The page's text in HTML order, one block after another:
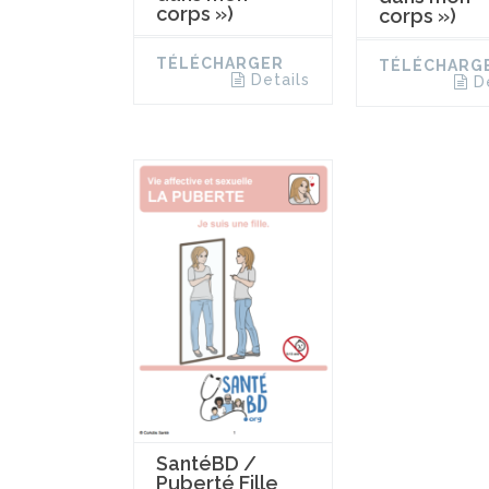
corps »)
TÉLÉCHARGER
Details
corps »)
SantéBD /
Puberté Fille